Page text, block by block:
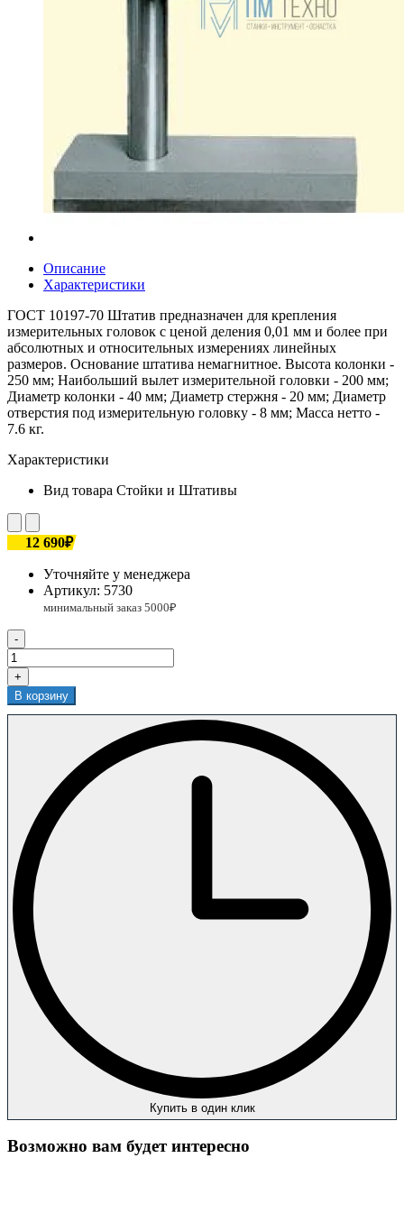
Описание
Характеристики
ГОСТ 10197-70 Штатив предназначен для крепления
измерительных головок с ценой деления 0,01 мм и более при
абсолютных и относительных измерениях линейных
размеров. Основание штатива немагнитное. Высота колонки -
250 мм; Наибольший вылет измерительной головки - 200 мм;
Диаметр колонки - 40 мм; Диаметр стержня - 20 мм; Диаметр
отверстия под измерительную головку - 8 мм; Масса нетто -
7.6 кг.
Характеристики
Вид товара Стойки и Штативы
12 690₽
Уточняйте у менеджера
Артикул: 5730
-
+
В корзину
Купить в один клик
Возможно вам будет интересно